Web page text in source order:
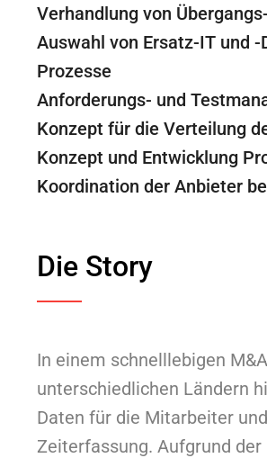
Verhandlung von
Auswahl von Ersatz-IT und
Prozesse
Anforderungs- und
Konzept für die Verteilung
Konzept und Entwicklung
Koordination der Anbieter
Die Story
In einem schnelllebigen
unterschiedlichen Ländern
Daten für die Mitarbeiter
Zeiterfassung. Aufgrund